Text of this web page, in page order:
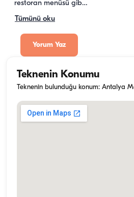
restoran menüsü gib…
Tümünü oku
Yorum Yaz
Teknenin Konumu
Teknenin bulunduğu konum: Antalya